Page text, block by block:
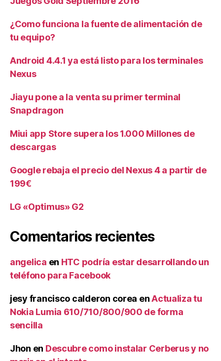
¿Como funciona la fuente de alimentación de
tu equipo?
Android 4.4.1 ya está listo para los terminales
Nexus
Jiayu pone a la venta su primer terminal
Snapdragon
Miui app Store supera los 1.000 Millones de
descargas
Google rebaja el precio del Nexus 4 a partir de
199€
LG «Optimus» G2
Comentarios recientes
angelica en HTC podría estar desarrollando un
teléfono para Facebook
jesy francisco calderon corea enActualiza tu
Nokia Lumia 610/710/800/900 de forma
sencilla
Jhon en Descubre como instalar Cerberus y no